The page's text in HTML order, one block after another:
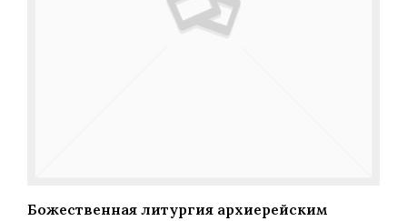
Божественная литургия архиерейским